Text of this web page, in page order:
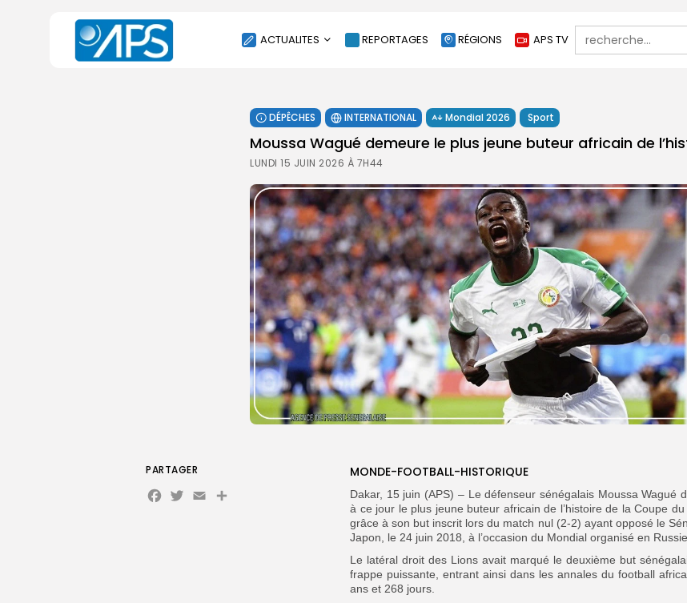
ACTUALITES
SOCIÉTÉ
ÉCONOMIE
CULTURE
SPORT
ENVIRONNEMENT
INTERNATIONAL
AGENDA
SANTE
REPORTAGES RÉGIONS APS TV
Search
for:
DÉPÊCHES INTERNATIONAL Mondial 2026 Sport
Moussa Wagué demeure le plus jeune buteur africain de
LUNDI 15 JUIN 2026 À 7H44
MONDE-FOOTBALL-HISTORIQUE
Dakar, 15 juin (APS) – Le défenseur sénégalais Moussa Wagué
à ce jour le plus jeune buteur africain de l’histoire de la Coupe du
grâce à son but inscrit lors du match nul (2-2) ayant opposé le
Japon, le 24 juin 2018, à l’occasion du Mondial organisé en Russie.
Le latéral droit des Lions avait marqué le deuxième but
frappe puissante, entrant ainsi dans les annales du football
ans et 268 jours.
PARTAGER
Facebook
Twitter
EmailPartager